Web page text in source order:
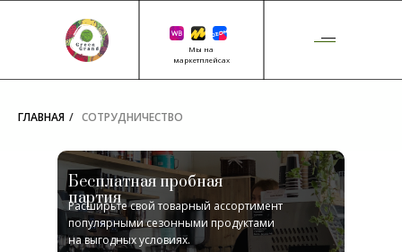
Мы на
маркетплейсах
ГЛАВНАЯ / СОТРУДНИЧЕСТВО
Бесплатная пробная
партия
Расширьте свой товарный ассортимент
популярными сезонными продуктами
на выгодных условиях.